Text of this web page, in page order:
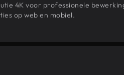
4K voor professionele
op web en mobiel.